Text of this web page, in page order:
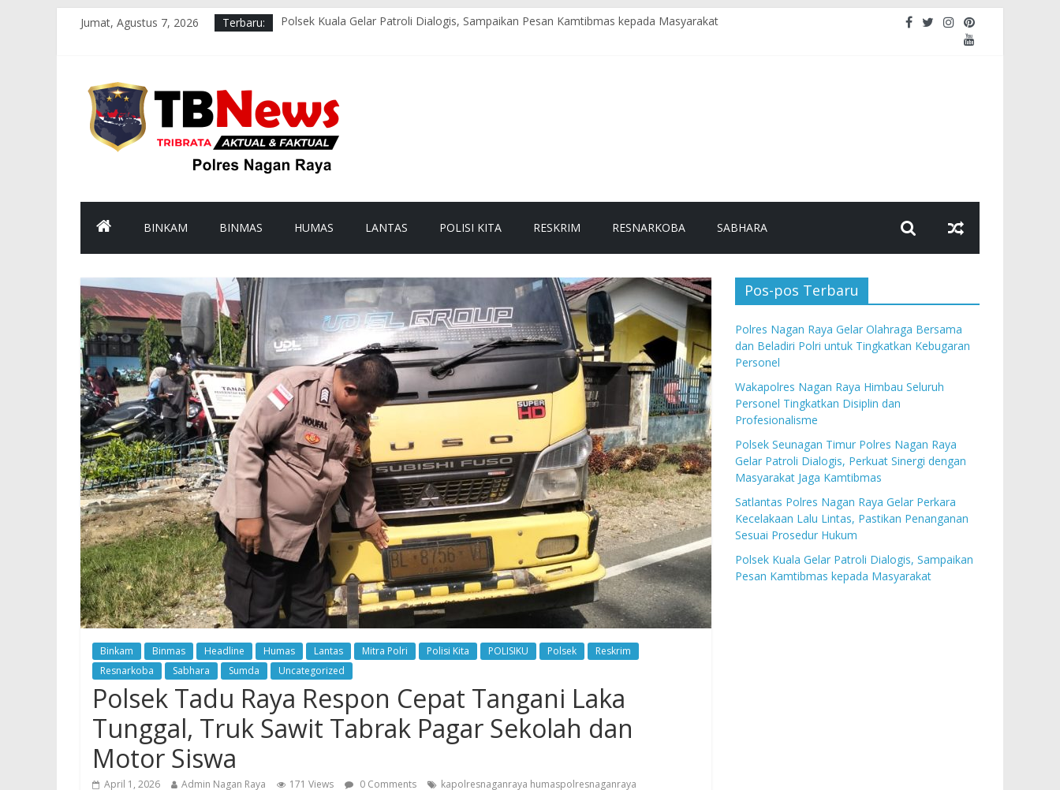
Jumat, Agustus 7, 2026 Terbaru:
Polsek Kuala Gelar Patroli Dialogis, Sampaikan Pesan Kamtibmas kepada Masyarakat
BINKAM BINMAS HUMAS LANTAS POLISI KITA RESKRIM RESNARKOBA SABHARA
Binkam Binmas Headline Humas Lantas Mitra Polri Polisi Kita POLISIKU Polsek
Reskrim
Resnarkoba
Sabhara Sumda Uncategorized
Polsek Tadu Raya Respon Cepat Tangani Laka
Tunggal, Truk Sawit Tabrak Pagar Sekolah dan
Motor Siswa
April 1, 2026 Admin Nagan Raya 171 Views 0 Comments kapolresnaganraya humaspolresnaganraya
Pos-pos Terbaru
Polres Nagan Raya Gelar Olahraga Bersama
dan Beladiri Polri untuk Tingkatkan Kebugaran
Personel
Wakapolres Nagan Raya Himbau Seluruh
Personel Tingkatkan Disiplin dan
Profesionalisme
Polsek Seunagan Timur Polres Nagan Raya
Gelar Patroli Dialogis, Perkuat Sinergi dengan
Masyarakat Jaga Kamtibmas
Satlantas Polres Nagan Raya Gelar Perkara
Kecelakaan Lalu Lintas, Pastikan Penanganan
Sesuai Prosedur Hukum
Polsek Kuala Gelar Patroli Dialogis, Sampaikan
Pesan Kamtibmas kepada Masyarakat